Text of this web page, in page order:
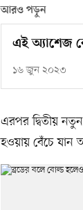
আরও পড়ুন
এই অ্যাশেজ
১৬ জুন ২০২৩
এরপর দ্বিতীয়
হওয়ায় বেঁচে যান